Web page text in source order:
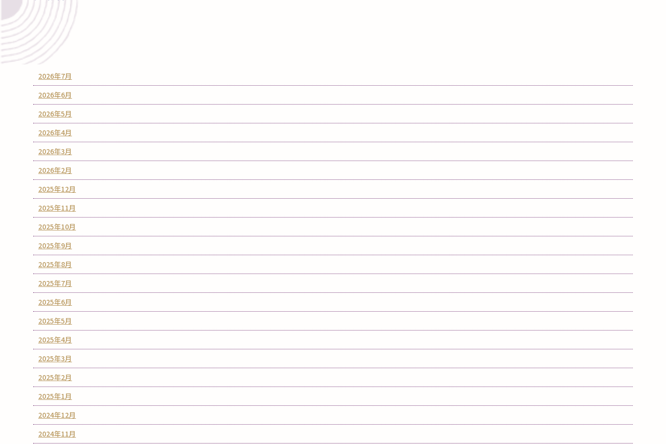
2026年7月
2026年6月
2026年5月
2026年4月
2026年3月
2026年2月
2025年12月
2025年11月
2025年10月
2025年9月
2025年8月
2025年7月
2025年6月
2025年5月
2025年4月
2025年3月
2025年2月
2025年1月
2024年12月
2024年11月